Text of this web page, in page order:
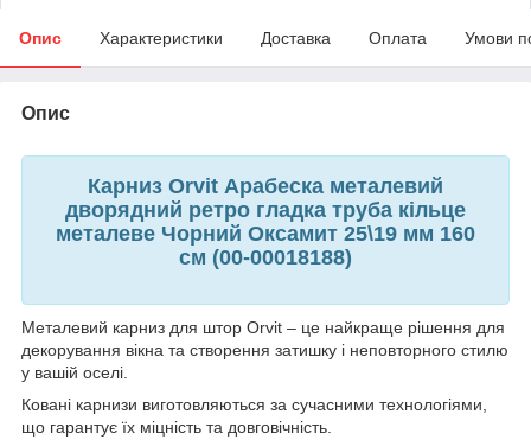
Опис Характеристики Доставка Оплата Умови
Опис
Карниз Orvit Арабеска металевий
дворядний ретро гладка труба кільце
металеве Чорний Оксамит 25\19 мм 160
см (00-00018188)
Металевий карниз для штор Orvit – це найкраще рішення для
декорування вікна та створення затишку і неповторного стилю
у вашій оселі.
Ковані карнизи виготовляються за сучасними технологіями,
що гарантує їх міцність та довговічність.